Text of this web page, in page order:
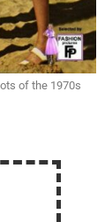
of the 1970s